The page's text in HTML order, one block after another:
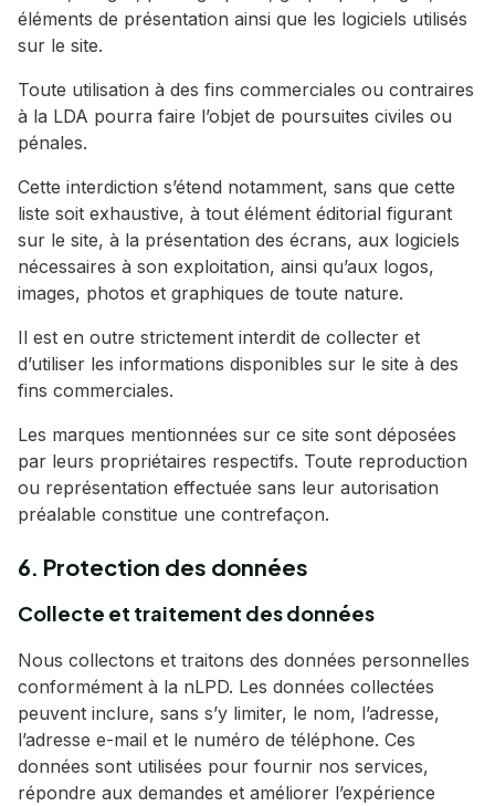
éléments de présentation ainsi que les logiciels utilisés
sur le site.
Toute utilisation à des fins commerciales ou contraires
à la LDA pourra faire l’objet de poursuites civiles ou
pénales.
Cette interdiction s’étend notamment, sans que cette
liste soit exhaustive, à tout élément éditorial figurant
sur le site, à la présentation des écrans, aux logiciels
nécessaires à son exploitation, ainsi qu’aux logos,
images, photos et graphiques de toute nature.
Il est en outre strictement interdit de collecter et
d’utiliser les informations disponibles sur le site à des
fins commerciales.
Les marques mentionnées sur ce site sont déposées
par leurs propriétaires respectifs. Toute reproduction
ou représentation effectuée sans leur autorisation
préalable constitue une contrefaçon.
6. Protection des données
Collecte et traitement des données
Nous collectons et traitons des données personnelles
conformément à la nLPD. Les données collectées
peuvent inclure, sans s’y limiter, le nom, l’adresse,
l’adresse e-mail et le numéro de téléphone. Ces
données sont utilisées pour fournir nos services,
répondre aux demandes et améliorer l’expérience